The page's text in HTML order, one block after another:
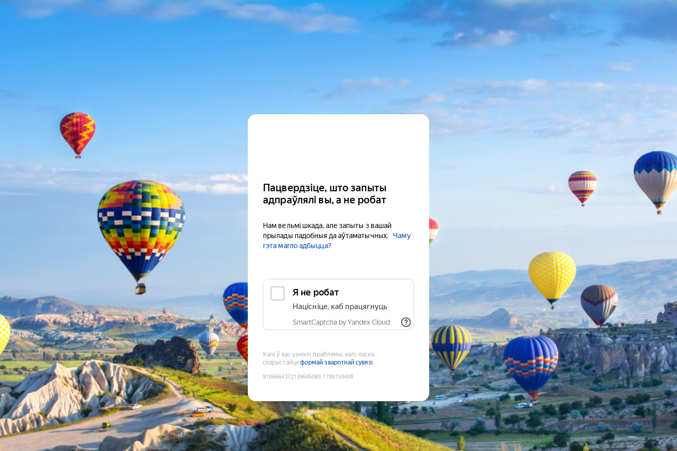
Пацвердзіце, што запыты
адпраўлялі вы, а не робат
Нам вельмі шкада, але запыты з вашай
прылады падобныя да аўтаматычных.
Чаму
гэта магло адбыцца?
Я не робат
Націсніце, каб працягнуць
SmartCaptcha by Yandex Cloud
Калі ў вас узніклі праблемы, калі ласка,
скарыстайцеформай зваротнай сувязі
9186664372139645083:1786159408